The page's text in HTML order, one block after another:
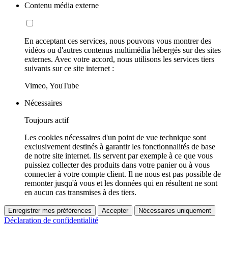
Contenu média externe
En acceptant ces services, nous pouvons vous montrer des
vidéos ou d'autres contenus multimédia hébergés sur des sites
externes. Avec votre accord, nous utilisons les services tiers
suivants sur ce site internet :
Vimeo, YouTube
Nécessaires
Toujours actif
Les cookies nécessaires d'un point de vue technique sont
exclusivement destinés à garantir les fonctionnalités de base
de notre site internet. Ils servent par exemple à ce que vous
puissiez collecter des produits dans votre panier ou à vous
connecter à votre compte client. Il ne nous est pas possible de
remonter jusqu'à vous et les données qui en résultent ne sont
en aucun cas transmises à des tiers.
Enregistrer mes préférences Accepter Nécessaires uniquement
Déclaration de confidentialité